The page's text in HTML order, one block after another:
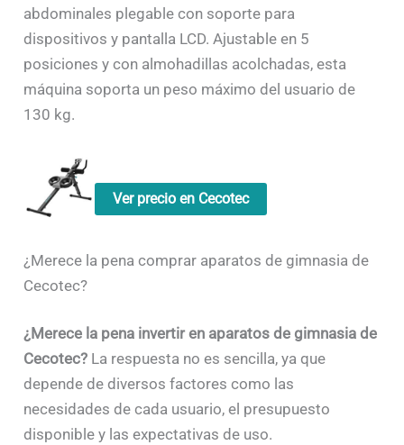
abdominales plegable con soporte para
dispositivos y pantalla LCD. Ajustable en 5
posiciones y con almohadillas acolchadas, esta
máquina soporta un peso máximo del usuario de
130 kg.
Ver precio en Cecotec
¿Merece la pena comprar aparatos de gimnasia de
Cecotec?
¿Merece la pena invertir en aparatos de gimnasia de
Cecotec? La respuesta no es sencilla, ya que
depende de diversos factores como las
necesidades de cada usuario, el presupuesto
disponible y las expectativas de uso.